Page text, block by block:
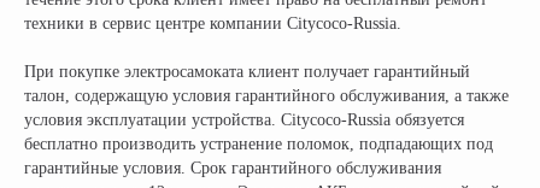
техники в сервис центре компании Citycoco-Russia.
При покупке электросамоката клиент получает гарантийный
талон, содержащую условия гарантийного обслуживания, а также
условия эксплуатации устройства. Citycoco-Russia обязуется
бесплатно производить устранение поломок, подпадающих под
гарантийные условия. Срок гарантийного обслуживания